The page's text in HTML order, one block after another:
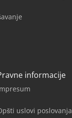
informacije
uslovi poslovanja